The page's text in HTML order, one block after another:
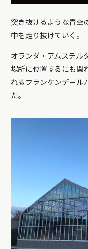
突き抜けるような青空
中を走り抜けていく。
オランダ・アムステル
場所に位置するにも関
れるフランケンデール
た。